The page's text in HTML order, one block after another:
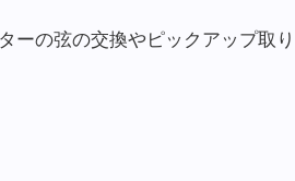
ーの弦の交換やピックアップ取り